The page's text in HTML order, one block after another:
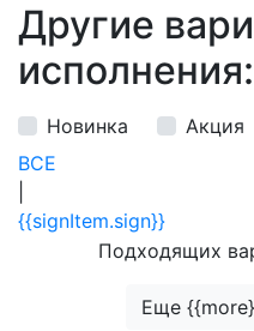
Другие
исполнения:
Новинка
Акция
ВСЕ
{{signItem.sign}}
Подходящих
Еще